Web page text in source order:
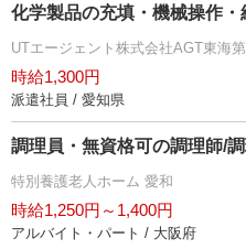
化学製品の充填・機械操作
UTエージェント株式会社AGT東海
時給1,300円
派遣社員 / 愛知県
調理員・無資格可の調理師/
特別養護老人ホーム 愛和
時給1,250円～1,400円
アルバイト・パート / 大阪府